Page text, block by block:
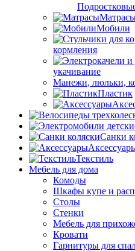
Мобили
кормления
укачивание
Манежи, люльки,
Пластик
Санки
Текстиль
Мебель для дома
Комоды
Шкафы купе и
Столы
Стенки
Мебель для
Кровати
Гарнитуры для